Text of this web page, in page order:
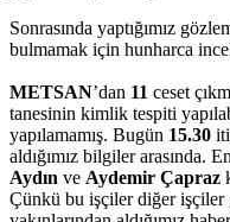
Sonrasında yaptığımız
bulmamak için hunharca
METSAN’dan 11 ceset
tanesinin kimlik tespiti
yapılamamış. Bugün 15.30
aldığımız bilgiler arasında.
Aydın ve Aydemir Çapraz
Çünkü bu işçiler diğer işçiler